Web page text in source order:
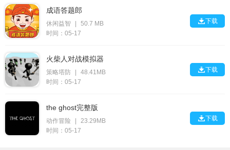
成语答题郎
休闲益智
50.7 MB
时间：05-17
下载
火柴人对战模拟器
策略塔防
48.41MB
时间：05-17
下载
the ghost完整版
动作冒险
23.29MB
时间：05-17
下载